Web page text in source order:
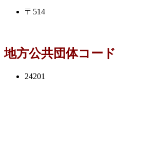
〒514
地方公共団体コード
24201